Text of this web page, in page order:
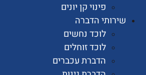
פינוי קן יונים
הדברה
לוכד נחשים
לוכד זוחלים
הדברת עכברים